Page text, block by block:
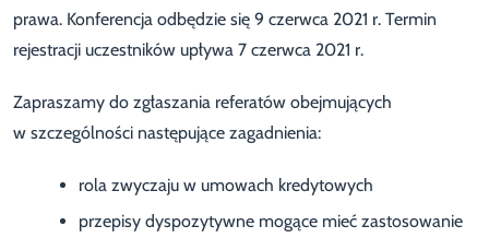
prawa. Konferencja odbędzie się 9 czerwca 2021 r. Termin
rejestracji uczestników upływa 7 czerwca 2021 r.
Zapraszamy do zgłaszania referatów obejmujących
w szczególności następujące zagadnienia:
rola zwyczaju w umowach kredytowych
przepisy dyspozytywne mogące mieć zastosowanie